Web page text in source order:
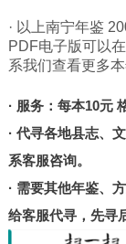
天津
北京
陕西
河南
· 以上南宁年鉴
PDF电子版可以
系我们查看更多本
· 服务：每本10元
· 代寻各地县志、
系客服咨询。
· 需要其他年鉴、
给客服代寻，先寻